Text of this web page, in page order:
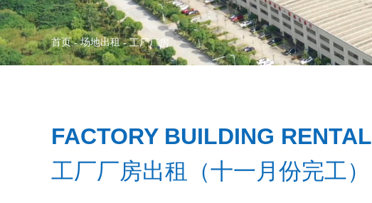
首页-场地出租 -工厂厂房
FACTORY BUILDING RENTAL
工厂厂房出租（十一月份完工）